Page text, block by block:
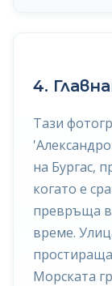
4.
Тази
на Бургас,
когато е
превръща в
време.
Морската